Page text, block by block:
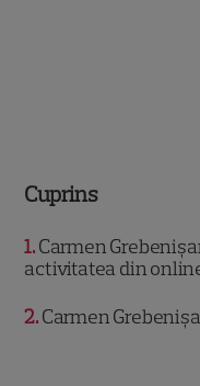
Cuprins
1 Carmen
activitatea din
2 Carmen